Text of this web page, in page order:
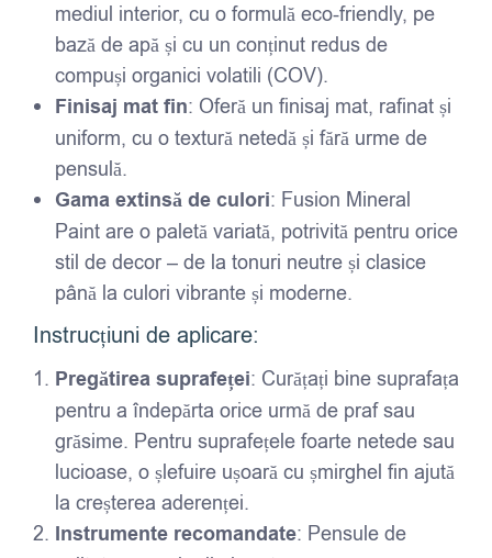
mediul interior, cu o formulă eco-friendly, pe
bază de apă și cu un conținut redus de
compuși organici volatili (COV).
Finisaj mat fin: Oferă un finisaj mat, rafinat și
uniform, cu o textură netedă și fără urme de
pensulă.
Gama extinsă de culori: Fusion Mineral
Paint are o paletă variată, potrivită pentru orice
stil de decor – de la tonuri neutre și clasice
până la culori vibrante și moderne.
Instrucțiuni de aplicare:
Pregătirea suprafeței: Curățați bine suprafața
pentru a îndepărta orice urmă de praf sau
grăsime. Pentru suprafețele foarte netede sau
lucioase, o șlefuire ușoară cu șmirghel fin ajută
la creșterea aderenței.
Instrumente recomandate: Pensule de